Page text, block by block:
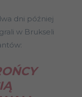
dni później
w Brukseli